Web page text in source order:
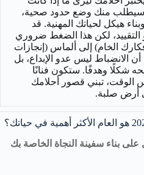
وسيطلب منك وضع حدود صحية،
هيكل لحياتك المهنية. قد
لكن هذا الضغط ضروري
الخام) إلى ألماس (إنجازات
الانضباط ليس عدو الإبداع، بل
شكلًا وهدفًا. ستكون فنانًا
الوقت، تبني قصور أحلامك
أرض صلبة.
بناء سفينة النجاة الخاصة بك